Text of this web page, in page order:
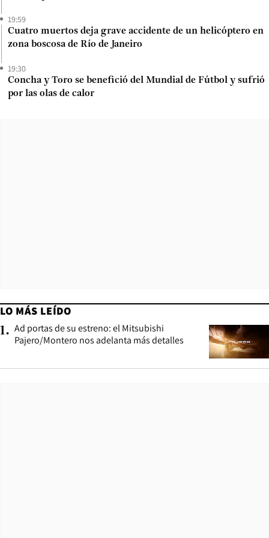
19:59
Cuatro muertos deja grave accidente de un helicóptero en
zona boscosa de Río de Janeiro
19:30
Concha y Toro se benefició del Mundial de Fútbol y sufrió
por las olas de calor
LO MÁS LEÍDO
1. Ad portas de su estreno: el Mitsubishi
Pajero/Montero nos adelanta más detalles